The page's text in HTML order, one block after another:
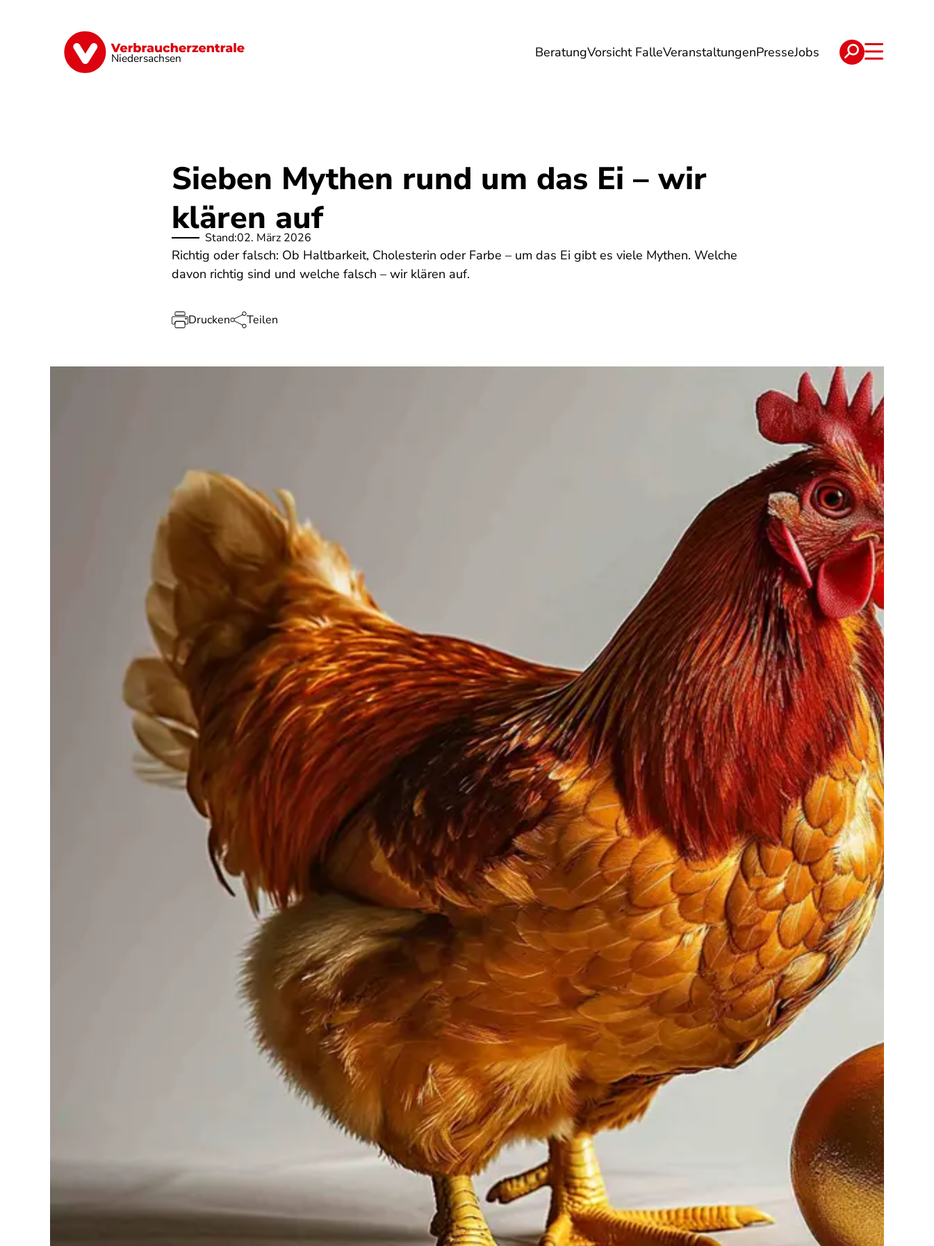
Niedersachsen BeratungVorsicht FalleVeranstaltungenPresseJobs
Digitale Welt Energie Geld & Versicherungen Ernährung Reise Verträge & Reklamation
Sieben Mythen rund um das Ei – wir
klären auf
Stand:02. März 2026
Richtig oder falsch: Ob Haltbarkeit, Cholesterin oder Farbe – um das Ei gibt es viele Mythen. Welche
davon richtig sind und welche falsch – wir klären auf.
Drucken Teilen